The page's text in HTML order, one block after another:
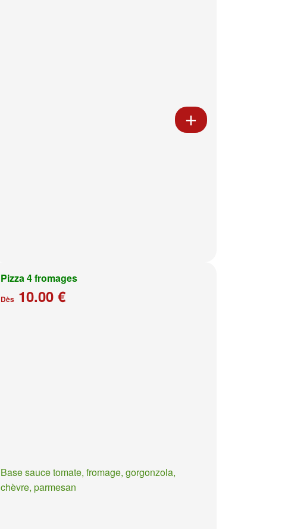
Pizza 4 fromages
Dès 10.00 €
Base sauce tomate, fromage, gorgonzola,
chèvre, parmesan